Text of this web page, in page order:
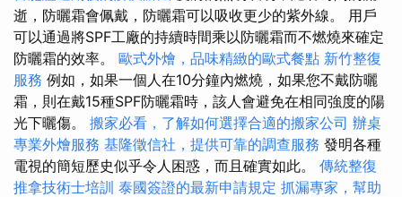
逝，防曬霜會佩戴，防曬霜可以吸收更少的紫外線。 用戶
可以通過將SPF工廠的持續時間乘以防曬霜而不燃燒來確定
防曬霜的效率。 歐式外燴，品味精緻的歐式餐點 新竹整復
服務 例如，如果一個人在10分鐘內燃燒，如果您不戴防曬
霜，則在戴15種SPF防曬霜時，該人會避免在相同強度的陽
光下曬傷。 搬家必看，了解如何選擇合適的搬家公司 辦桌
專業外燴服務 基隆徵信社，提供可靠的調查服務 發明各種
電視的簡短歷史似乎令人困惑，而且確實如此。 傳統整復
推拿技術士培訓 泰國簽證的最新申請規定 抓漏專家，幫助